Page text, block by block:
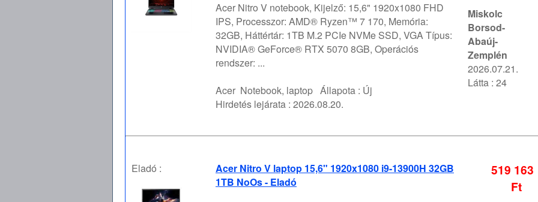
Acer Nitro V notebook, Kijelző: 15,6" 1920x1080 FHD
IPS, Processzor: AMD® Ryzen™ 7 170, Memória:
32GB, Háttértár: 1TB M.2 PCIe NVMe SSD, VGA Típus:
NVIDIA® GeForce® RTX 5070 8GB, Operációs
rendszer: ...
Acer Notebook, laptop Állapota : Új
Hirdetés lejárata : 2026.08.20.
Miskolc
Borsod-
Abaúj-
Zemplén
2026.07.21.
Látta : 24
Eladó :
Acer Nitro V laptop 15,6" 1920x1080 i9-13900H 32GB
1TB NoOs - Eladó
519 163
Ft